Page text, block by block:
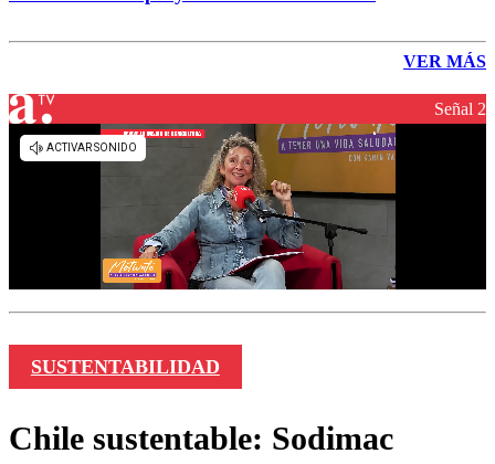
VER MÁS
Señal 2
SUSTENTABILIDAD
Chile sustentable: Sodimac